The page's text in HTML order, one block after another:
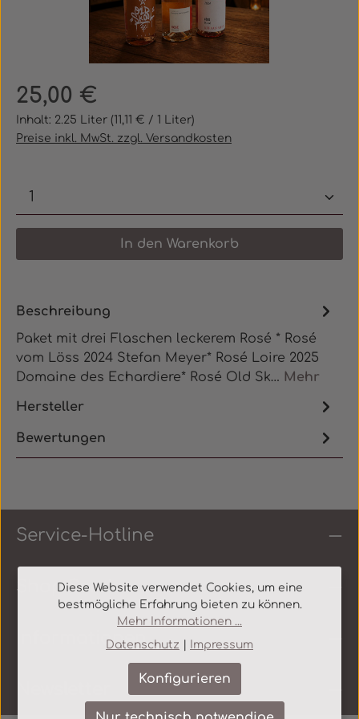
Regulärer Preis:
25,00 €
Inhalt: 2.25 Liter (11,11 € / 1 Liter)
Preise inkl. MwSt. zzgl. Versandkosten
Produkt Anzahl: Gib den
In den Warenkorb
Beschreibung
Paket mit drei Flaschen leckerem Rosé * Rosé
vom Löss 2024 Stefan Meyer* Rosé Loire 2025
Domaine des Echardiere* Rosé Old Sk… Mehr
Hersteller
Bewertungen
Service-Hotline
Shop Service
Informationen
Diese Website verwendet Cookies, um eine
bestmögliche Erfahrung bieten zu können.
Mehr Informationen ...
Datenschutz
Impressum
Konfigurieren